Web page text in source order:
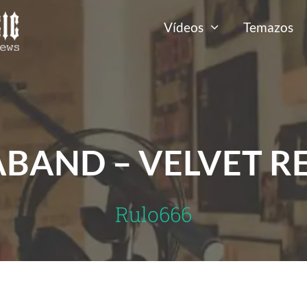
Vídeos Temazos
– VELVET
Rulo666